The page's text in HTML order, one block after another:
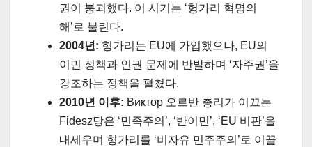
권이 붕괴했다. 이 시기는 ‘헝가리 혁명의
해’로 불린다.
2004년: 헝가리는 EU에 가입했으나, EU의
이민 정책과 인권 문제에 반발하며 ‘자주권’을
강조하는 정책을 펼쳤다.
2010년 이후: Виктор 오르반 총리가 이끄는
Fidesz당은 ‘민족주의’, ‘반이민’, ‘EU 비판’을
내세우며 헝가리를 ‘비자유 민주주의’로 이끌